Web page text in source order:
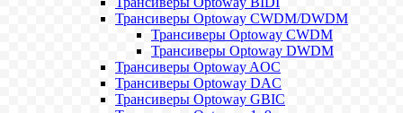
Трансиверы Optoway CWDM/DWDM
Трансиверы Optoway CWDM
Трансиверы Optoway DWDM
Трансиверы Optoway AOC
Трансиверы Optoway DAC
Трансиверы Optoway GBIC